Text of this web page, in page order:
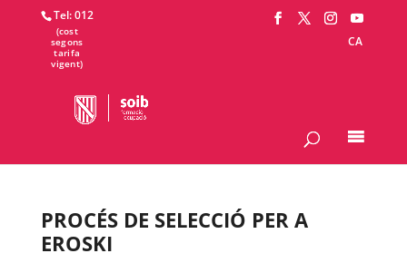
Tel: 012
CA
PROCÉS DE SELECCIÓ PER A
EROSKI